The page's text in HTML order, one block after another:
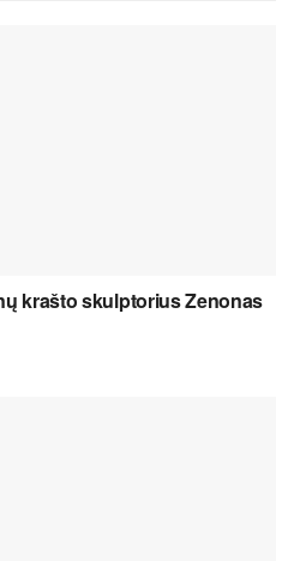
krašto skulptorius Zenonas